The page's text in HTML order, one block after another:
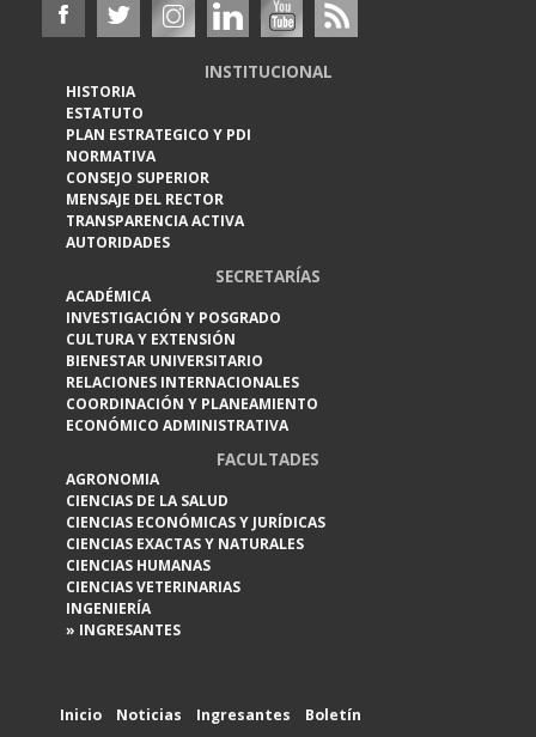
INSTITUCIONAL
HISTORIA
ESTATUTO
PLAN ESTRATEGICO Y PDI
NORMATIVA
CONSEJO SUPERIOR
MENSAJE DEL RECTOR
TRANSPARENCIA ACTIVA
AUTORIDADES
SECRETARÍAS
ACADÉMICA
INVESTIGACIÓN Y POSGRADO
CULTURA Y EXTENSIÓN
BIENESTAR UNIVERSITARIO
RELACIONES INTERNACIONALES
COORDINACIÓN Y PLANEAMIENTO
ECONÓMICO ADMINISTRATIVA
FACULTADES
AGRONOMIA
CIENCIAS DE LA SALUD
CIENCIAS ECONÓMICAS Y JURÍDICAS
CIENCIAS EXACTAS Y NATURALES
CIENCIAS HUMANAS
CIENCIAS VETERINARIAS
INGENIERÍA
» INGRESANTES
Inicio Noticias Ingresantes Boletín